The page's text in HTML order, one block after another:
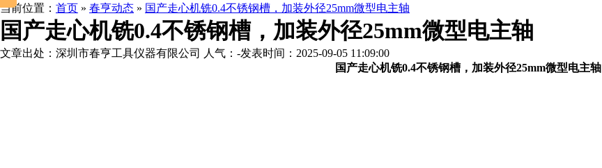
当前位置： 首页 » 春亨动态 » 国产走心机铣0.4不锈钢槽，加装外径25mm微型电主轴
国产走心机铣0.4不锈钢槽，加装外径25mm微型电主轴
文章出处：深圳市春亨工具仪器有限公司 人气： -发表时间：2025-09-05 11:09:00
国产走心机铣0.4不锈钢槽，加装外径25mm微型电主轴